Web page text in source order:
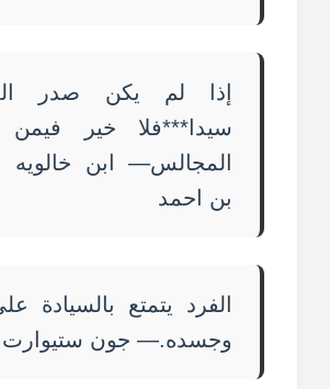
إذا لم يكن صدر
سيدا***فلا خير
المجالس— ابن خالويه
بن احمد
الفرد يتمتع بالسيادة
وجسده.— جون ستيوارت